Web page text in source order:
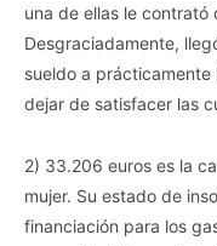
una de ellas le contrató
Desgraciadamente,
sueldo a
dejar de satisfacer las
2) 33.206 euros es la
mujer. Su estado de
financiación para los